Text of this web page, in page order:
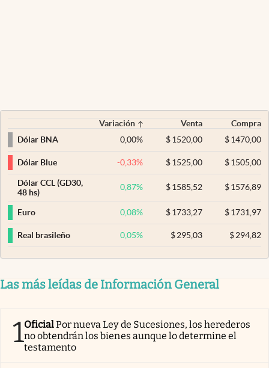
Variación Venta
Compra
Dólar BNA
0,00% $ 1520,00 $1470,00
Dólar Blue -0,33% $ 1525,00 $1505,00
Dólar CCL (GD30,
48 hs)
0,87% $ 1585,52 $1576,89
Euro 0,08% $ 1733,27 $1731,97
Real brasileño 0,05% $ 295,03 $294,82
Las más leídas de Información General
1OficialPor nueva Ley de Sucesiones, los herederos
no obtendrán los bienes aunque lo determine el
testamento